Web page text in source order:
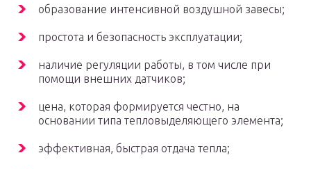
образование интенсивной воздушной завесы;
простота и безопасность эксплуатации;
наличие регуляции работы, в том числе при
помощи внешних датчиков;
цена, которая формируется честно, на
основании типа тепловыделяющего элемента;
эффективная, быстрая отдача тепла;